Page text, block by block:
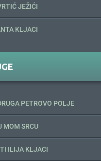
JEŽIĆI
KLJACI
PETROVO POLJE
MOM SRCU
ILIJA KLJACI